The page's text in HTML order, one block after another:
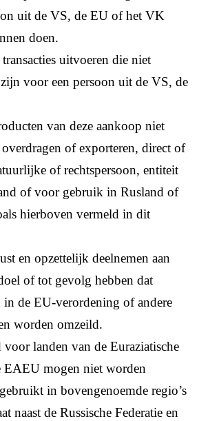
uit de VS, de EU of het VK
doen.
uitvoeren die niet
voor een persoon uit de VS, de
van deze aankoop niet
of exporteren, direct of
of rechtspersoon, entiteit
of voor gebruik in Rusland of
hierboven vermeld in dit
en opzettelijk deelnemen aan
of tot gevolg hebben dat
in de EU-verordening of andere
worden omzeild.
voor landen van de Euraziatische
EAEU mogen niet worden
in bovengenoemde regio’s
naast de Russische Federatie en